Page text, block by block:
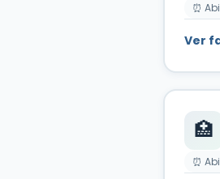
⏰
Ver
🏥
⏰